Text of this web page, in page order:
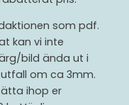
som pdf.
kan vi inte
bild ända ut i
om ca 3mm.
ihop er